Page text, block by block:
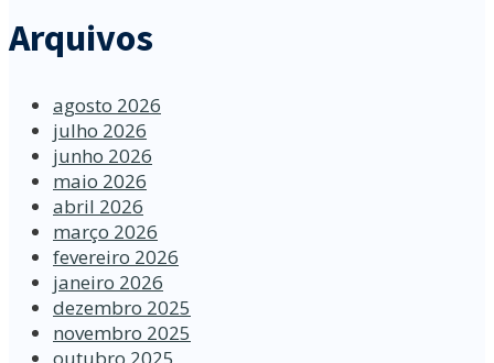
Arquivos
agosto 2026
julho 2026
junho 2026
maio 2026
abril 2026
março 2026
fevereiro 2026
janeiro 2026
dezembro 2025
novembro 2025
outubro 2025